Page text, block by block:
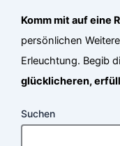
Komm mit auf eine
persönlichen
Erleuchtung. Begib
glücklicheren,
Suchen